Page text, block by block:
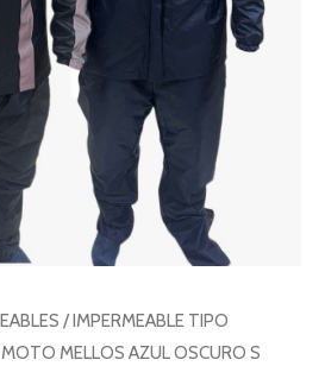
/ IMPERMEABLE TIPO
MELLOS AZUL OSCURO S